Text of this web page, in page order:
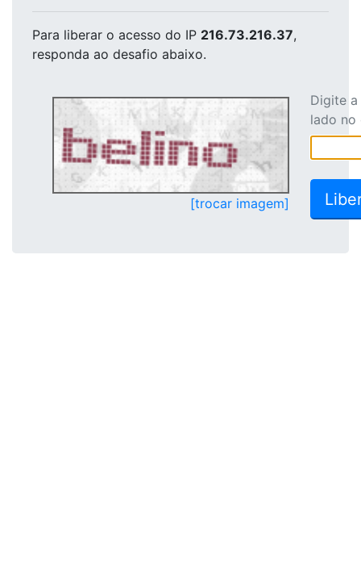
Para liberar o acesso do IP 216.73.216.37,
responda ao desafio abaixo.
[trocar imagem]
Digite
lado no